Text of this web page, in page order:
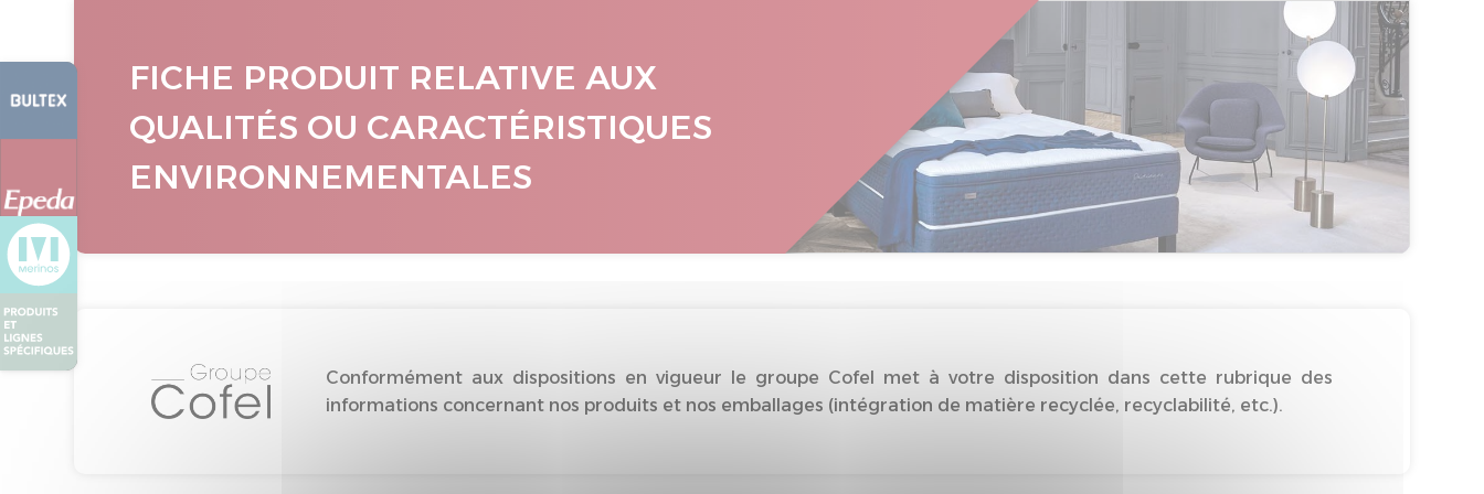
FICHE PRODUIT RELATIVE AUX
QUALITÉS OU CARACTÉRISTIQUES
ENVIRONNEMENTALES
Conformément aux dispositions en vigueur le groupe Cofel met à votre disposition dans cette rubrique des
informations concernant nos produits et nos emballages (intégration de matière recyclée, recyclabilité, etc.).